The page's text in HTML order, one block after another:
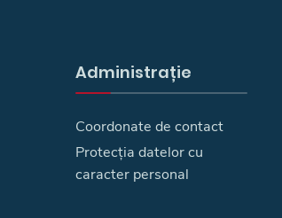
Administrație
Coordonate de contact
Protecția datelor cu
caracter personal